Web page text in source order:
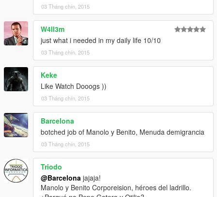
03 Tháng chín, 2015
W4ll3m
just what i needed in my daily life 10/10
03 Tháng chín, 2015
Keke
Like Watch Dooogs ))
03 Tháng chín, 2015
Barcelona
botched job of Manolo y Benito, Menuda demigrancia
03 Tháng chín, 2015
Triodo
@Barcelona jajaja!
Manolo y Benito Corporeision, héroes del ladrillo.